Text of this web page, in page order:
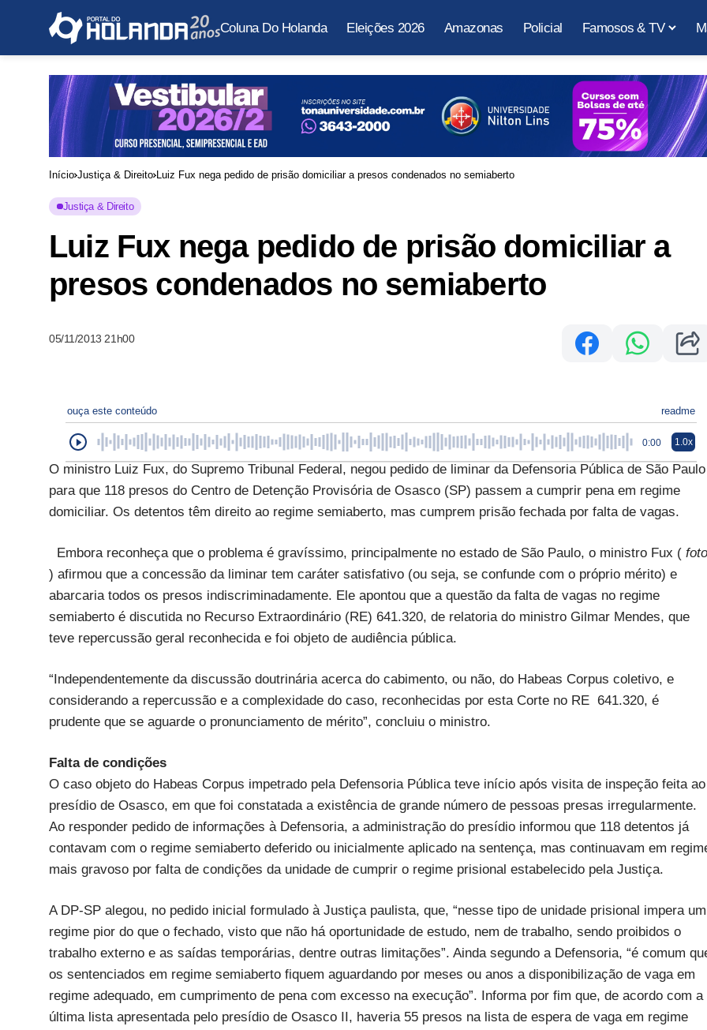
Coluna Do Holanda Eleições 2026 Amazonas Policial Famosos & TV
Início Justiça & Direito Luiz Fux nega pedido de prisão domiciliar a presos condenados no semiaberto
Justiça & Direito
Luiz Fux nega pedido de prisão domiciliar a
presos condenados no semiaberto
05/11/2013 21h00
ouça este conteúdo readme
0:00 1.0x
O ministro Luiz Fux, do Supremo Tribunal Federal, negou pedido de liminar da Defensoria Pública de São Paulo
para que 118 presos do Centro de Detenção Provisória de Osasco (SP) passem a cumprir pena em regime
domiciliar. Os detentos têm direito ao regime semiaberto, mas cumprem prisão fechada por falta de vagas.
Embora reconheça que o problema é gravíssimo, principalmente no estado de São Paulo, o ministro Fux ( foto
) afirmou que a concessão da liminar tem caráter satisfativo (ou seja, se confunde com o próprio mérito) e
abarcaria todos os presos indiscriminadamente. Ele apontou que a questão da falta de vagas no regime
semiaberto é discutida no Recurso Extraordinário (RE) 641.320, de relatoria do ministro Gilmar Mendes, que
teve repercussão geral reconhecida e foi objeto de audiência pública.
“Independentemente da discussão doutrinária acerca do cabimento, ou não, do Habeas Corpus coletivo, e
considerando a repercussão e a complexidade do caso, reconhecidas por esta Corte no RE 641.320, é
prudente que se aguarde o pronunciamento de mérito”, concluiu o ministro.
Falta de condições
O caso objeto do Habeas Corpus impetrado pela Defensoria Pública teve início após visita de inspeção feita ao
presídio de Osasco, em que foi constatada a existência de grande número de pessoas presas irregularmente.
Ao responder pedido de informações à Defensoria, a administração do presídio informou que 118 detentos já
contavam com o regime semiaberto deferido ou inicialmente aplicado na sentença, mas continuavam em
mais gravoso por falta de condições da unidade de cumprir o regime prisional estabelecido pela Justiça.
A DP-SP alegou, no pedido inicial formulado à Justiça paulista, que, “nesse tipo de unidade prisional impera um
regime pior do que o fechado, visto que não há oportunidade de estudo, nem de trabalho, sendo proibidos o
trabalho externo e as saídas temporárias, dentre outras limitações”. Ainda segundo a Defensoria, “é comum
os sentenciados em regime semiaberto fiquem aguardando por meses ou anos a disponibilização de vaga em
regime adequado, em cumprimento de pena com excesso na execução”. Informa por fim que, de acordo com a
última lista apresentada pelo presídio de Osasco II, haveria 55 presos na lista de espera de vaga em regime